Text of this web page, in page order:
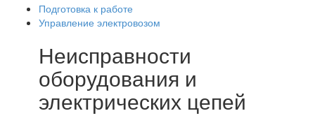
Подготовка к работе
Управление электровозом
Неисправности
оборудования и
электрических цепей